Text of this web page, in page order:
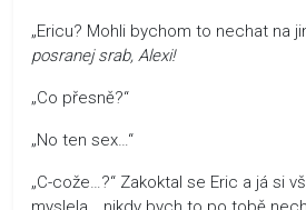
„Ericu? Mohli bychom to nechat na
posranej srab, Alexi!
„Co přesně?“
„No ten sex…“
„C-cože…?“ Zakoktal se Eric a já si